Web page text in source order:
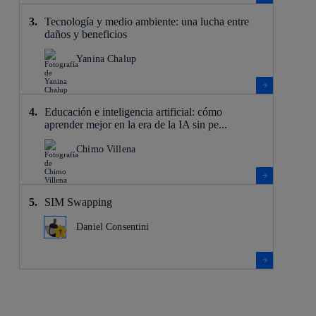
Tecnología y medio ambiente: una lucha entre
daños y beneficios
Yanina Chalup
Educación e inteligencia artificial: cómo
aprender mejor en la era de la IA sin pe...
Chimo Villena
SIM Swapping
Daniel Consentini